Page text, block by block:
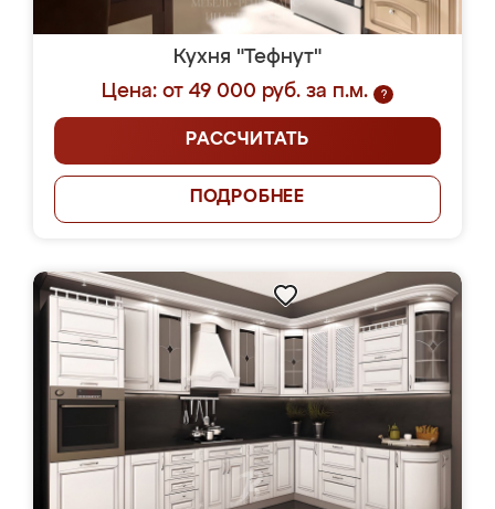
Кухня "Тефнут"
Цена: от 49 000 руб. за п.м.
?
РАССЧИТАТЬ
ПОДРОБНЕЕ